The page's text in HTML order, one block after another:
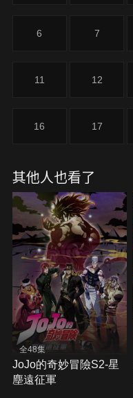
6 7
11 12
16 17
其他人也看了
全48集
JoJo的奇妙冒險S2-星
塵遠征軍